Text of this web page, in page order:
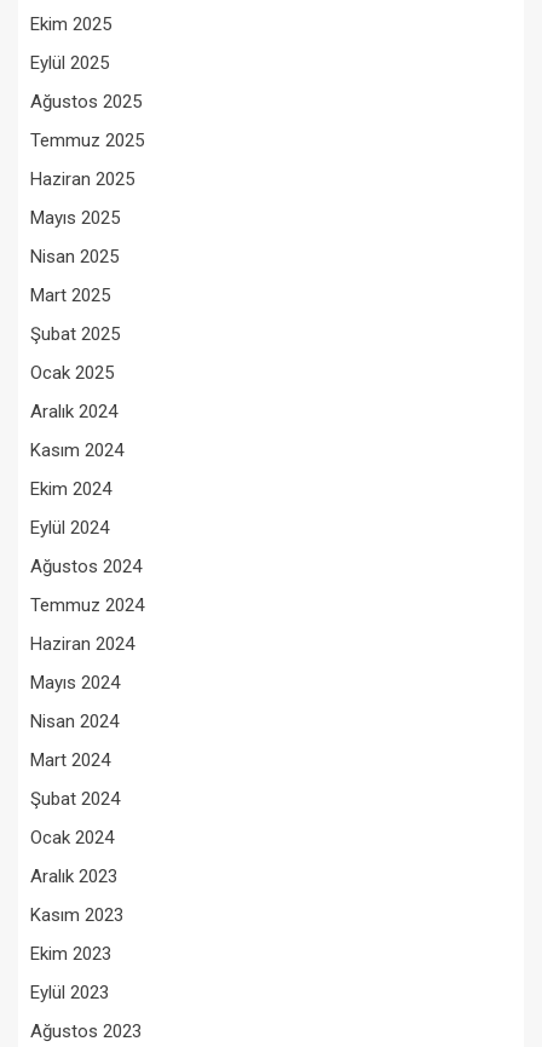
Ekim 2025
Eylül 2025
Ağustos 2025
Temmuz 2025
Haziran 2025
Mayıs 2025
Nisan 2025
Mart 2025
Şubat 2025
Ocak 2025
Aralık 2024
Kasım 2024
Ekim 2024
Eylül 2024
Ağustos 2024
Temmuz 2024
Haziran 2024
Mayıs 2024
Nisan 2024
Mart 2024
Şubat 2024
Ocak 2024
Aralık 2023
Kasım 2023
Ekim 2023
Eylül 2023
Ağustos 2023